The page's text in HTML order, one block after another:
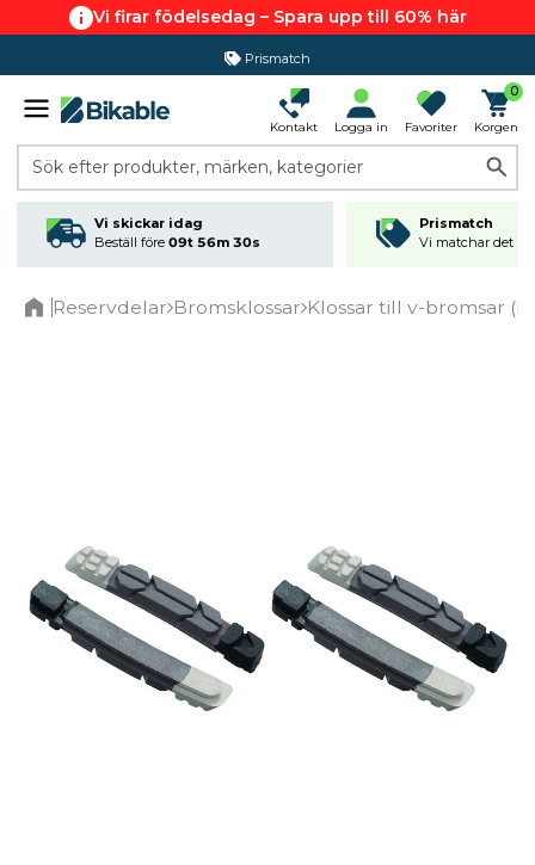
Vi firar födelsedag – Spara upp till 60% här
Prismatch
Kontakt Logga in Favoriter
0
Korgen
Sök efter produkter, märken, kategorier
Vi skickar idag
Beställ före 09t 56m 30s
Prismatch
Vi matchar det
Reservdelar Bromsklossar Klossar till v-bromsar